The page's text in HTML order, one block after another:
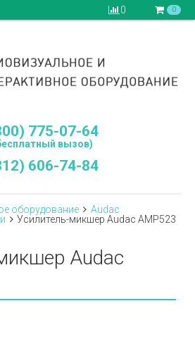
0 0
775-07-64
вызов)
606-74-84
оборудование
Audac
Усилитель-микшер Audac AMP523
Audac